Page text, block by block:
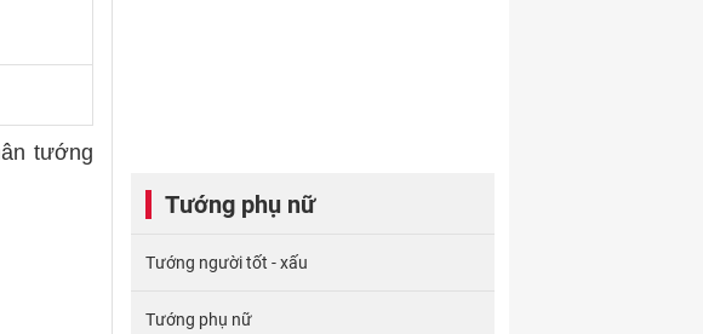
tướng
Tướng phụ nữ
Tướng người tốt - xấu
Tướng phụ nữ